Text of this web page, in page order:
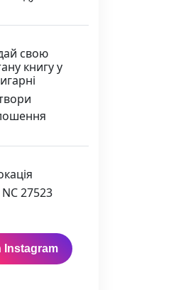
свою
книгу у
27523
Instagram